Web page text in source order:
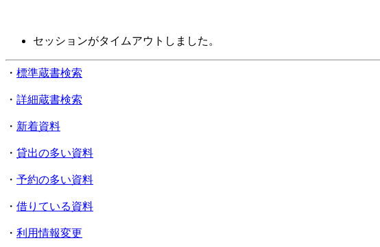
セッションがタイムアウトしました。
・ 標準蔵書検索
・ 詳細蔵書検索
・ 新着資料
・ 貸出の多い資料
・ 予約の多い資料
・ 借りている資料
・ 利用情報変更